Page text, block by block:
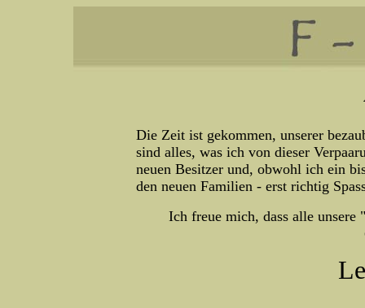
Die Zeit ist gekommen, unserer
sind alles, was ich von dieser
neuen Besitzer und, obwohl ich ein
den neuen Familien - erst richtig
Ich freue mich, dass alle unsere
Let's